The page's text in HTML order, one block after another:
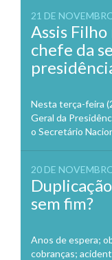
21 DE
Assis
chefe da
Nesta terça-feira
Geral da
o Secretário
20 DE
sem fim?
Anos de espera;
cobranças;